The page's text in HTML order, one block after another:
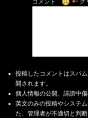
コメント ク
投稿したコメントはスパ
開されます。
個人情報の公開、誹謗中
英文のみの投稿やシステ
た、管理者が不適切と判